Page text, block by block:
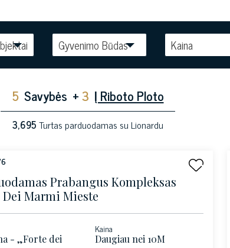
Gyvenimo Būdas Kaina
5 Savybės +3 Į Riboto Ploto
3,695Turtas parduodamas su Lionardu
Prabangus Kompleksas
Dei Marmi Mieste
- „Forte dei
Kaina
Daugiau nei 10M